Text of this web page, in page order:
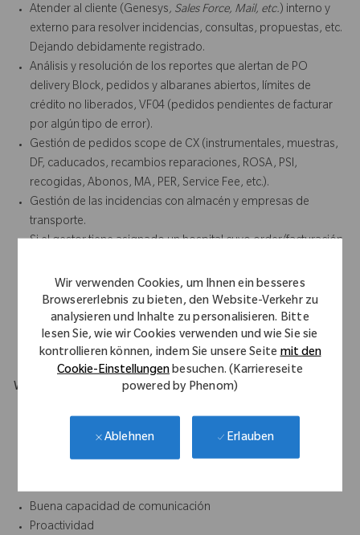
Wir verwenden Cookies, um Ihnen ein besseres
Browsererlebnis zu bieten, den Website-Verkehr zu
analysieren und Inhalte zu personalisieren. Bitte
lesen Sie, wie wir Cookies verwenden und wie Sie sie
kontrollieren können, indem Sie unsere Seitemit den
Cookie-Einstellungenbesuchen. (Karriereseite
powered by Phenom)
Ablehnen Erlauben
Atender al cliente (Genesys, Sales Force, Mail, etc.) interno y
externo para resolver incidencias, consultas, propuestas, etc.
Dejando debidamente registrado.
Análisis y resolución de los reportes que alertan de PO
delivery Block, pedidos y albaranes abiertos, límites de
crédito no liberados, VF04 (pedidos pendientes de facturar
por algún tipo de error).
Gestión de pedidos scope de CX (instrumentales, muestras,
DF, caducados, recambios reparaciones, ROSA, PSI,
recogidas, Abonos, MA, PER, Service Fee, etc.).
Gestión de las incidencias con almacén y empresas de
transporte.
Si el gestor tiene asignado un hospital cuyo order/facturación
formación al mencionado equipo, así como resolver las
incidencias que ocasionen estos.
Hacer de BU dentro de CX y OM si procede.
Mantener actualizadas las fichas de clientes.
What Makes You Stand Out
Orientación al cliente
Orientación al detalle
Buena capacidad de comunicación
Proactividad